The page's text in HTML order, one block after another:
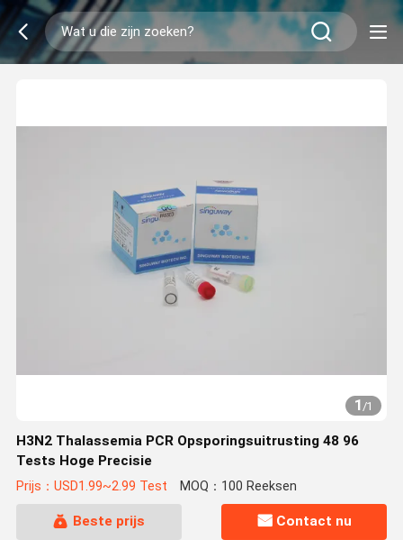
1/1
H3N2 Thalassemia PCR Opsporingsuitrusting 48 96
Tests Hoge Precisie
Prijs：USD1.99~2.99 Test MOQ：100 Reeksen
Beste prijs Contact nu